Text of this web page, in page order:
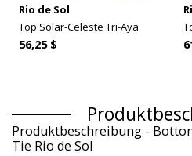
Rio de Sol
Top Solar-Celeste Tri-Aya
56,25 $
Produktbeschreibung -
Tie Rio de Sol